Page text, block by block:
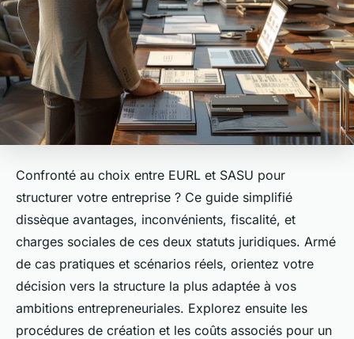
Confronté au choix entre EURL et SASU pour
structurer votre entreprise ? Ce guide simplifié
dissèque avantages, inconvénients, fiscalité, et
charges sociales de ces deux statuts juridiques. Armé
de cas pratiques et scénarios réels, orientez votre
décision vers la structure la plus adaptée à vos
ambitions entrepreneuriales. Explorez ensuite les
procédures de création et les coûts associés pour un